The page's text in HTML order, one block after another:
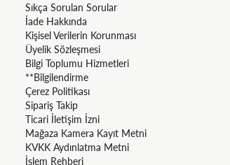
Sıkça Sorulan Sorular
İade Hakkında
Kişisel Verilerin Korunması
Üyelik Sözleşmesi
Bilgi Toplumu Hizmetleri
**Bilgilendirme
Çerez Politikası
Sipariş Takip
Ticari İletişim İzni
Mağaza Kamera Kayıt Metni
KVKK Aydınlatma Metni
İşlem Rehberi